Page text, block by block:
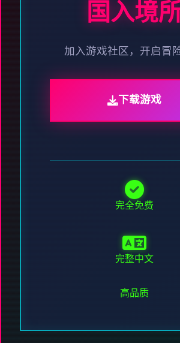
国入境
加入游戏社区，开启冒
下载游戏
完全免费
完整中文
高品质